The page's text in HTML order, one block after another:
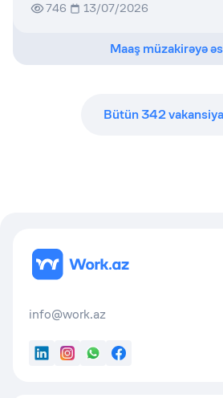
746 13/07/2026
Maaş müzakirəyə
Bütün342
info@work.az
LinkedInInstagram
WhatsApp
Facebook